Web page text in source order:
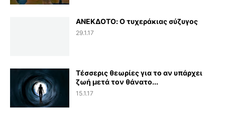
ΑΝΕΚΔΟΤΟ: Ο τυχεράκιας σύζυγος
29.1.17
Τέσσερις θεωρίες για το αν υπάρχει
ζωή μετά τον θάνατο...
15.1.17